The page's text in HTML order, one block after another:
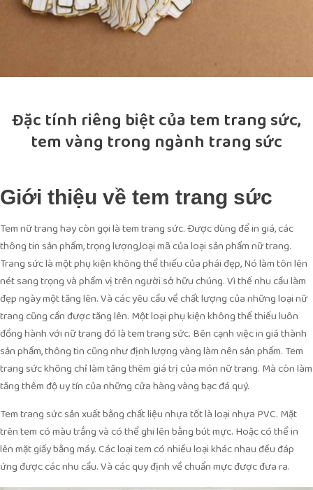
Đặc tính riêng biệt của tem trang sức,
tem vàng trong ngành trang sức
Giới thiệu về tem trang sức
Tem nữ trang hay còn gọi là tem trang sức. Được dùng để in giá, các
thông tin sản phẩm, trọng lượng,loại mã của loại sản phẩm nữ trang.
Trang sức là một phụ kiện không thể thiếu của phái đẹp, Nó làm tôn lên
nét sang trọng và phẩm vị trên người sở hữu chúng. Vì thế nhu cầu làm
đẹp ngày một tăng lên. Và các yêu cầu về chất lượng của những loại nữ
trang cũng cần được tăng lên. Một loại phụ kiện không thể thiếu luôn
đồng hành với nữ trang đó là tem trang sức. Bên cạnh việc in giá thành
sản phẩm, thông tin cũng như định lượng vàng làm nên sản phẩm. Tem
trang sức không chỉ làm tăng thêm giá trị của món nữ trang. Mà còn làm
tăng thêm độ uy tín của những cửa hàng vàng bạc đá quý.
Tem trang sức sản xuất bằng chất liệu nhựa tốt là loại nhựa PVC. Mặt
trên tem có màu trắng và có thể ghi lên bằng bút mực. Hoặc có thể in
lên mặt giấy bằng máy. Các loại tem có nhiều loại khác nhau đều đáp
ứng được các nhu cầu. Và các quy định về chuẩn mực được đưa ra.